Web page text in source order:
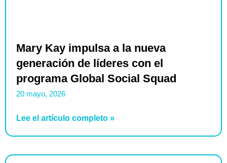
Mary Kay impulsa a la nueva
generación de líderes con el
programa Global Social Squad
20 mayo, 2026
Lee el artículo completo »